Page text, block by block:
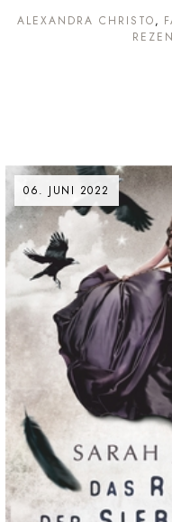
ALEXANDRA CHRISTO
06. JUNI 2022